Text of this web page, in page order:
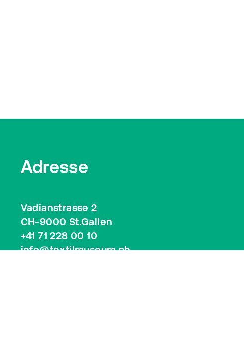
Adresse
Vadianstrasse 2
CH-9000 St.Gallen
+41 71 228 00 10
info@textilmuseum.ch